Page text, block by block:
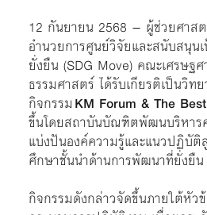
12 กันยายน 2568 – ผู้ช่วยศาส
อำนวยการศูนย์วิจัยและสนับสนุ
ยั่งยืน (SDG Move) คณะเศรษฐ
ธรรมศาสตร์ ได้รับเกียรติเป็นวิท
กิจกรรมKM Forum & The
ขึ้นโดยสถาบันบัณฑิตพัฒนบริหาร
แบ่งปันองค์ความรู้และแนวปฏิบัติ
ศึกษาชั้นนำด้านการพัฒนาที่ยั่งยืน
กิจกรรมดังกล่าวจัดขึ้นภายใต้หัว